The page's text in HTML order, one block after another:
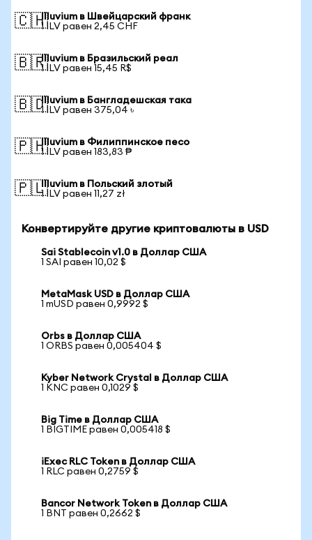
🇨🇭Illuvium в Швейцарский франк
1 ILV равен 2,45 CHF
🇧🇷Illuvium в Бразильский реал
1 ILV равен 15,45 R$
🇧🇩Illuvium в Бангладешская така
1 ILV равен 375,04 ৳
🇵🇭Illuvium в Филиппинское песо
1 ILV равен 183,83 ₱
🇵🇱Illuvium в Польский злотый
1 ILV равен 11,27 zł
Конвертируйте другие криптовалюты в USD
Sai Stablecoin v1.0 в Доллар США
1 SAI равен 10,02 $
MetaMask USD в Доллар США
1 mUSD равен 0,9992 $
Orbs в Доллар США
1 ORBS равен 0,005404 $
Kyber Network Crystal в Доллар США
1 KNC равен 0,1029 $
Big Time в Доллар США
1 BIGTIME равен 0,005418 $
iExec RLC Token в Доллар США
1 RLC равен 0,2759 $
Bancor Network Token в Доллар США
1 BNT равен 0,2662 $